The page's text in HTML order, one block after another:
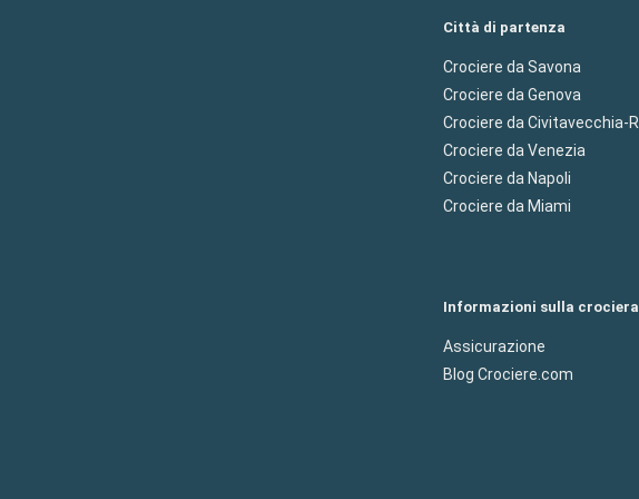
Città di partenza
Crociere da Savona
Crociere da Genova
Crociere da Civitavecchia-
Crociere da Venezia
Crociere da Napoli
Crociere da Miami
Informazioni sulla crociera
Assicurazione
Blog Crociere.com